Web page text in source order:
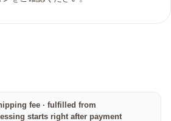
fee · fulfilled from
starts right after payment